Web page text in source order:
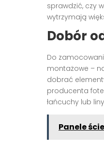
sprawdzić, czy
wytrzymają
Dobór
Do
montażowe –
dobrać
producenta
łańcuchy lub
Panele